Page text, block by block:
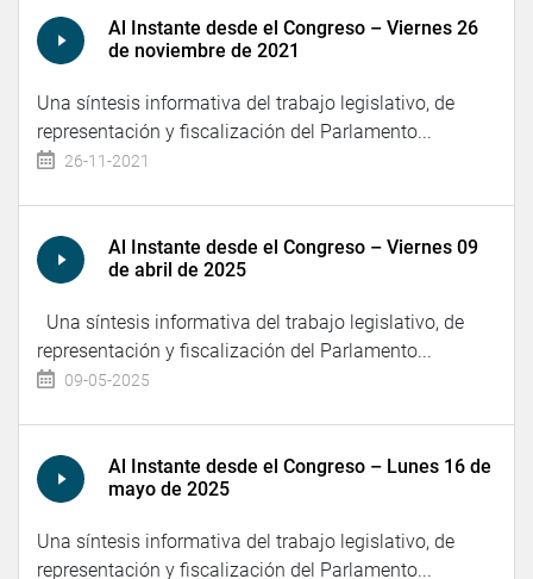
Al Instante desde el Congreso – Viernes 26
de noviembre de 2021
Una síntesis informativa del trabajo legislativo, de
representación y fiscalización del Parlamento...
26-11-2021
Al Instante desde el Congreso – Viernes 09
de abril de 2025
Una síntesis informativa del trabajo legislativo, de
representación y fiscalización del Parlamento...
09-05-2025
Al Instante desde el Congreso – Lunes 16 de
mayo de 2025
Una síntesis informativa del trabajo legislativo, de
representación y fiscalización del Parlamento...